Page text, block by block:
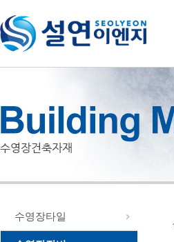
수영장타일